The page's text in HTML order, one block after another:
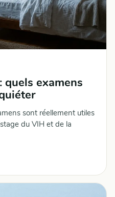
quels examens
sont réellement utiles
du VIH et de la